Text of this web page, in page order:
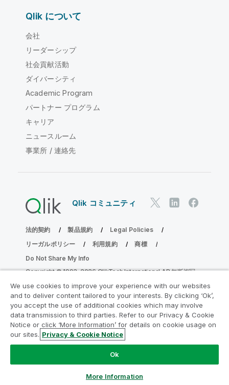
Qlik について
会社
リーダーシップ
社会貢献活動
ダイバーシティ
Academic Program
パートナー プログラム
キャリア
ニュースルーム
事業所 / 連絡先
Qlik コミュニティ
法的契約 製品規約
Legal Policies
リーガルポリシー
利用規約
商標
Do Not Share My Info
Copyright © 1993-2026 QlikTech International AB.無断複写・
分析の近代化プログラムに参加する
分析最新化プログラムにより、重要な QlikView app を危険
にさらすことなく最新化しましょう。
細を表示するか、次にお問い合わせください。
ampquestions@qlik.com
We use cookies to improve your experience with our websites
and to deliver content tailored to your interests. By clicking ‘Ok’,
you accept the use of additional cookies which may involve
data transmission to third parties. Refer to our Privacy & Cookie
Notice or click ‘More Information’ for details on cookie usage on
our sites. Privacy & Cookie Notice
Ok
More Information